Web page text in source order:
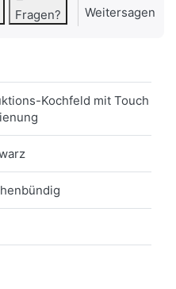
Fragen? Weitersagen
Kochfeld mit Touch